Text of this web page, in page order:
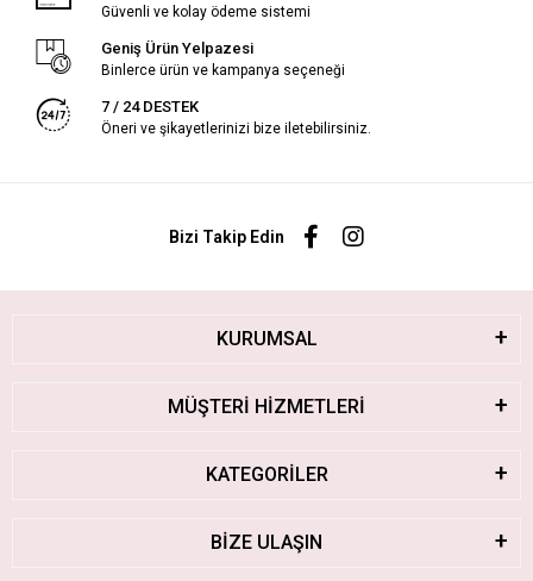
Güvenli ve kolay ödeme sistemi
Geniş Ürün Yelpazesi
Binlerce ürün ve kampanya seçeneği
7 / 24 DESTEK
Öneri ve şikayetlerinizi bize iletebilirsiniz.
Bizi Takip Edin
KURUMSAL
MÜŞTERİ HİZMETLERİ
KATEGORİLER
BİZE ULAŞIN